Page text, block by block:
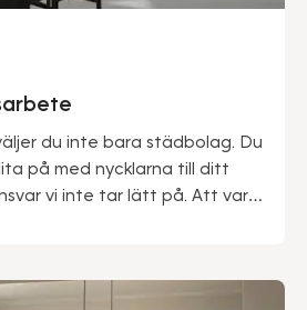
du inte bara städbolag. Du
på med nycklarna till ditt
vi inte tar lätt på. Att vara
gedigna säkerhetsarbete
verksamhet.